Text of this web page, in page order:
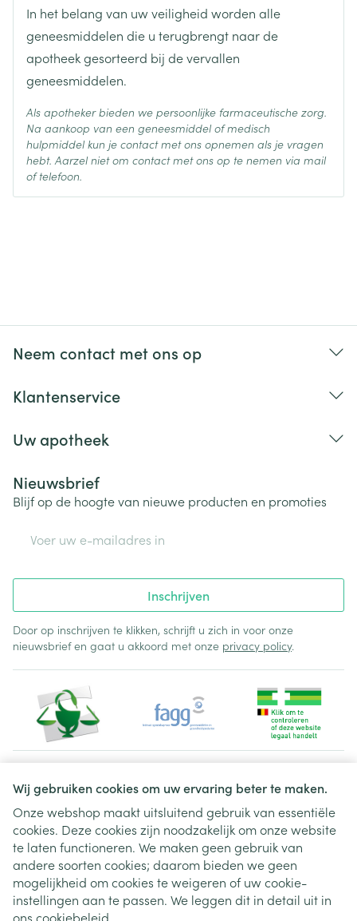
Wij gebruiken cookies om uw ervaring beter te maken.
Onze webshop maakt uitsluitend gebruik van essentiële
cookies. Deze cookies zijn noodzakelijk om onze website
te laten functioneren. We maken geen gebruik van
andere soorten cookies; daarom bieden we geen
mogelijkheid om cookies te weigeren of uw cookie-
instellingen aan te passen. We leggen dit in detail uit in
ons cookiebeleid
In het belang van uw veiligheid worden alle
geneesmiddelen die u terugbrengt naar de
apotheek gesorteerd bij de vervallen
geneesmiddelen.
Als apotheker bieden we persoonlijke farmaceutische zorg.
Na aankoop van een geneesmiddel of medisch
hulpmiddel kun je contact met ons opnemen als je vragen
hebt. Aarzel niet om contact met ons op te nemen via mail
of telefoon.
Neem contact met ons op
Klantenservice
Uw apotheek
Nieuwsbrief
Blijf op de hoogte van nieuwe producten en promoties
Inschrijven
Door op inschrijven te klikken, schrijft u zich in voor onze
nieuwsbrief en gaat u akkoord met onze privacy policy.
Juridische links